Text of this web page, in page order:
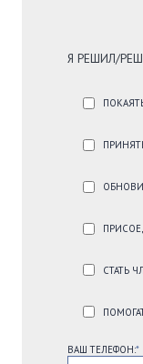
Я РЕШИЛ/
СТАТЬ
ВАШ ТЕЛЕФОН:*